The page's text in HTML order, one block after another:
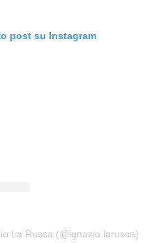
post su Instagram
La Russa (@ignazio.larussa)